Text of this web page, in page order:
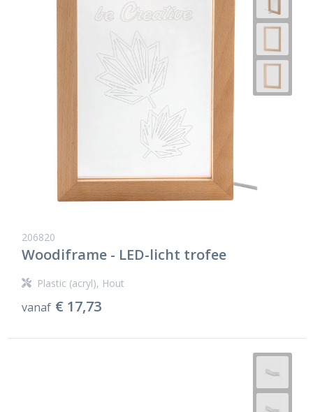
206820
Woodiframe - LED-licht trofee
Plastic (acryl), Hout
vanaf € 17,73